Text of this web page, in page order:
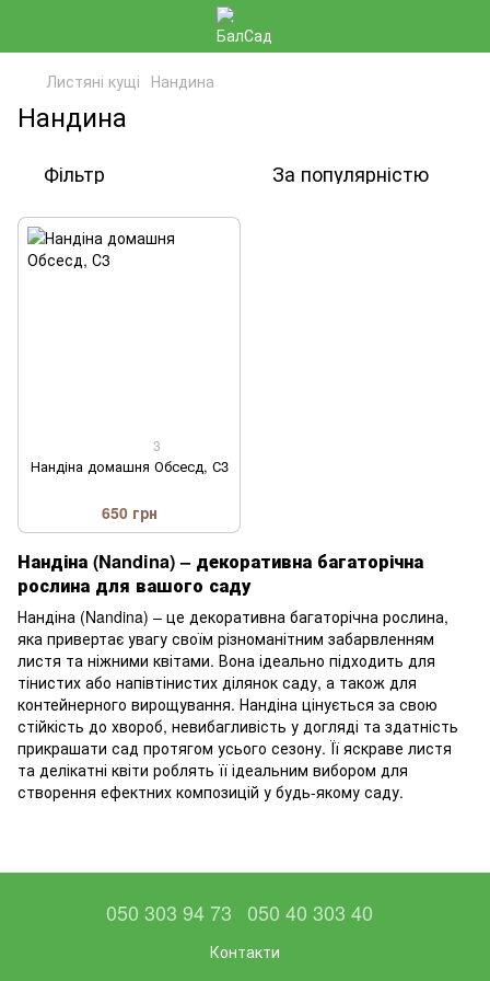
Листяні кущі Нандина
Нандина
Фільтр За популярністю
3
Нандіна домашня Обсесд, С3
650 грн
Нандіна (Nandina) – декоративна багаторічна
рослина для вашого саду
Нандіна (Nandina) – це декоративна багаторічна рослина,
яка привертає увагу своїм різноманітним забарвленням
листя та ніжними квітами. Вона ідеально підходить для
тінистих або напівтінистих ділянок саду, а також для
контейнерного вирощування. Нандіна цінується за свою
стійкість до хвороб, невибагливість у догляді та здатність
прикрашати сад протягом усього сезону. Її яскраве листя
та делікатні квіти роблять її ідеальним вибором для
створення ефектних композицій у будь-якому саду.
050 303 94 73 050 40 303 40
Контакти